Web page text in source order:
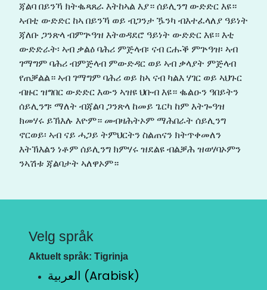
ጃልባ በይንኻ ክትቈጻጸራ እትከኣል እያ። ሰይሊንግ ውድድር እዩ።
ኣብቲ ውድድር ከኣ በይንኻ ወይ ብጋንታ ዄንካ ብእተፈላለያ ዓይነት
ጃለቡ ጋንጽላ ብምጕዓዝ እትወዳደሮ ዓይነት ውድድር እዩ። እቲ
ውድድራት፡ ኣብ ቃልዕ ባሕሪ ምጅላብ፡ ናብ ርሑቕ ምጕዓዝ፡ ኣብ
ገማግም ባሕሪ ብምጅላብ ምውድዳር ወይ ኣብ ቃላያት ምጅላብ
የጠቓልል። ኣብ ገማግም ባሕሪ ወይ ከኣ ናብ ካልእ ሃገር ወይ ኣህጉር
ብዙር ዝግበር ውድድር እውን ኣዝዩ ህቡብ እዩ። ቈልዑን ዓበይትን
ሰይሊንግ፡ ማለት ብጃልባ ጋንጽላ ከመይ ጌርካ ከም እትጐዓዝ
ክመሃሩ ይኽእሉ እዮም። መብዛሕትኦም ማሕበራት ሰይሊንግ
ኖርወይ፡ ኣብ ናይ ሓጋይ ትምህርትን ስልጠናን ክትጥቀመለን
እትኽእልን ነቶም ሰይሊንግ ክምሃሩ ዝደልዩ ብልቓሕ ዝወሃባኦምን
ንኣሽቱ ጃልባታት ኣለዋኦም።
Velg språk
Aktuelt språk: Tigrinja
العربية (Arabisk)